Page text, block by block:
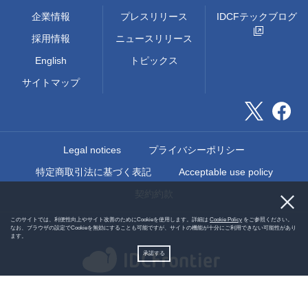
このサイトでは、利便性向上やサイト改善のためにCookieを使用します。詳細は Cookie Policy をご参照ください。
なお、ブラウザの設定でCookieを無効にすることも可能ですが、サイトの機能が十分にご利用できない可能性があり
ます。
承諾する
企業情報
採用情報
English
サイトマップ
プレスリリース
ニュースリリース
トピックス
IDCFテックブログ
Legal notices
プライバシーポリシー
特定商取引法に基づく表記
Acceptable use policy